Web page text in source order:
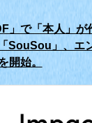
」で「本人」
SouSou」、エ
開始。